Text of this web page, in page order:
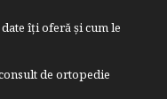
îți oferă și cum le
de ortopedie